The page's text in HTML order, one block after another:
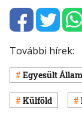
További hírek:
Egyesült
Külföld